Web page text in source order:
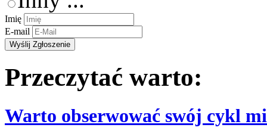
Imię
E-mail
Przeczytać warto:
Warto obserwować swój cykl